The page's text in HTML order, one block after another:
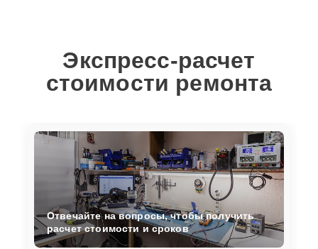
Экспресс-расчет
стоимости ремонта
Отвечайте на вопросы, чтобы получить
расчет стоимости и сроков